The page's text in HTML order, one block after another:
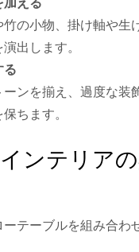
の小物、掛け軸や生
出します。
る
ンを揃え、過度な装
ちます。
ンテリア
テーブルを組み合わ